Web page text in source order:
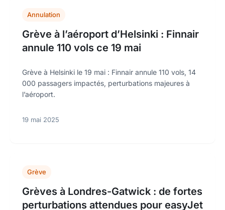
Annulation
Grève à l’aéroport d’Helsinki : Finnair
annule 110 vols ce 19 mai
Grève à Helsinki le 19 mai : Finnair annule 110 vols, 14
000 passagers impactés, perturbations majeures à
l’aéroport.
19 mai 2025
Grève
Grèves à Londres-Gatwick : de fortes
perturbations attendues pour easyJet